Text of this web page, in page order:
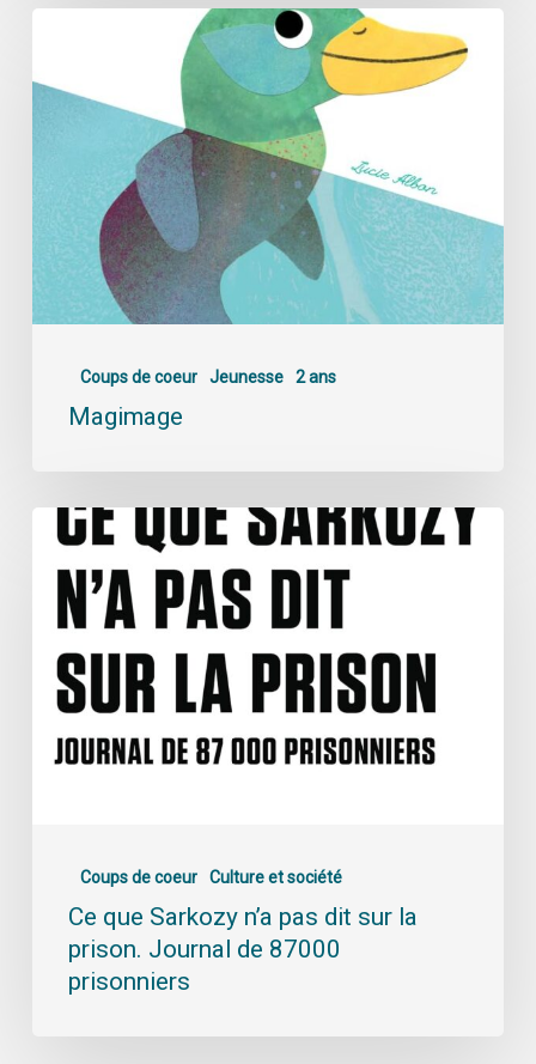
Coups de coeur Jeunesse 2 ans
Magimage
Coups de coeur Culture et société
Ce que Sarkozy n’a pas dit sur la
prison. Journal de 87000
prisonniers